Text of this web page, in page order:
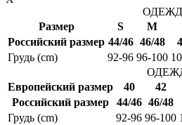
Размер
S M
Российский размер 44/46 46/48
Грудь (cm)
92-96 96-100
Европейский размер
40 42
Российский размер
44/46 46/48
Грудь (cm)
92-96 96-100